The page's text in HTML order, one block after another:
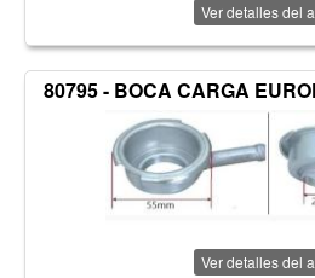
Ver detalles del
80795 - BOCA CARGA
Ver detalles del